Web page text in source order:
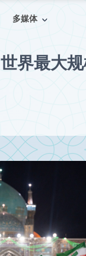
多媒体
世界最大